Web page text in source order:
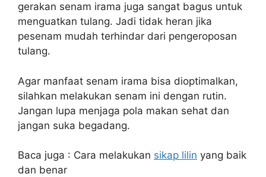
gerakan senam irama juga sangat bagus untuk
menguatkan tulang. Jadi tidak heran jika
pesenam mudah terhindar dari pengeroposan
tulang.
Agar manfaat senam irama bisa dioptimalkan,
silahkan melakukan senam ini dengan rutin.
Jangan lupa menjaga pola makan sehat dan
jangan suka begadang.
Baca juga : Cara melakukan sikap lilin yang baik
dan benar